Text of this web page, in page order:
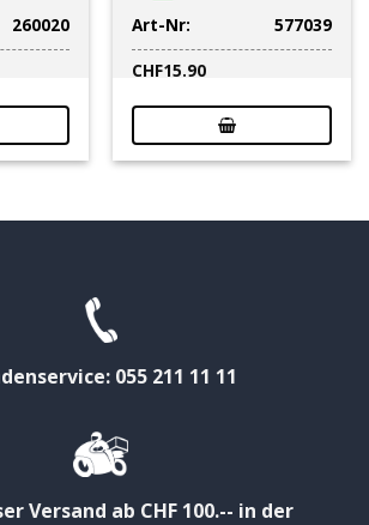
260020
Art-Nr:
577039
CHF15.90
055 211 11 11
Versand ab CHF 100.-- in der